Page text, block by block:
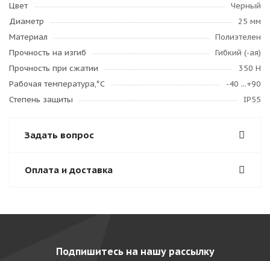
Цвет
Черный
Диаметр
25 мм
Материал
Полиэтелен
Прочность на изгиб
Гибкий (-ая)
Прочность при сжатии
350 H
Рабочая температура,°C
-40 ...+90
Степень защиты
IP55
Задать вопрос
Оплата и доставка
Подпишитесь на нашу рассылку